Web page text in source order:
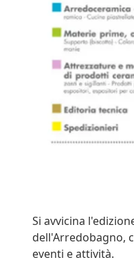
Si avvicina
dell'Arredobagno,
eventi e attività.